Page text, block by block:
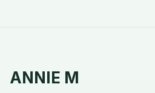
ANNIE M